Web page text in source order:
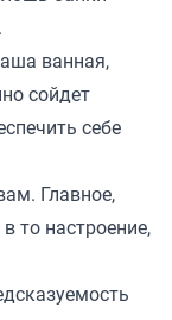
ванная,
сойдет
себе
Главное,
то настроение,